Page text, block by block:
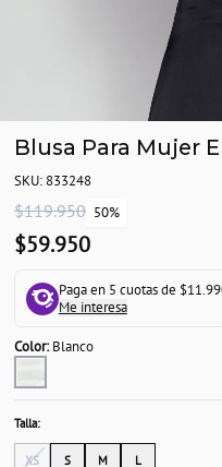
Blusa Para Mujer
SKU: 833248
$119.950 50%
$59.950
Paga en 5 cuotas de
Me interesa
Color:Blanco
Talla:
XS S M L